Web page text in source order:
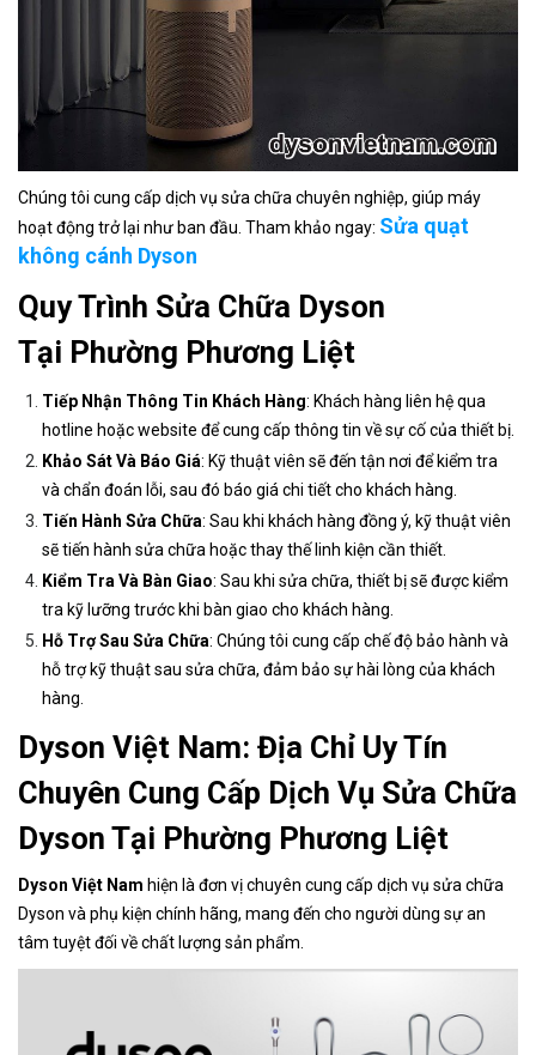
Chúng tôi cung cấp dịch vụ sửa chữa chuyên nghiệp, giúp máy
hoạt động trở lại như ban đầu. Tham khảo ngay: Sửa quạt
không cánh Dyson
Quy Trình Sửa Chữa Dyson
Tại Phường Phương Liệt
Tiếp Nhận Thông Tin Khách Hàng: Khách hàng liên hệ qua
hotline hoặc website để cung cấp thông tin về sự cố của thiết bị.
Khảo Sát Và Báo Giá: Kỹ thuật viên sẽ đến tận nơi để kiểm tra
và chẩn đoán lỗi, sau đó báo giá chi tiết cho khách hàng.
Tiến Hành Sửa Chữa: Sau khi khách hàng đồng ý, kỹ thuật viên
sẽ tiến hành sửa chữa hoặc thay thế linh kiện cần thiết.
Kiểm Tra Và Bàn Giao: Sau khi sửa chữa, thiết bị sẽ được kiểm
tra kỹ lưỡng trước khi bàn giao cho khách hàng.
Hỗ Trợ Sau Sửa Chữa: Chúng tôi cung cấp chế độ bảo hành và
hỗ trợ kỹ thuật sau sửa chữa, đảm bảo sự hài lòng của khách
hàng.
Dyson Việt Nam: Địa Chỉ Uy Tín
Chuyên Cung Cấp Dịch Vụ Sửa Chữa
Dyson Tại Phường Phương Liệt
Dyson Việt Nam hiện là đơn vị chuyên cung cấp dịch vụ sửa chữa
Dyson và phụ kiện chính hãng, mang đến cho người dùng sự an
tâm tuyệt đối về chất lượng sản phẩm.